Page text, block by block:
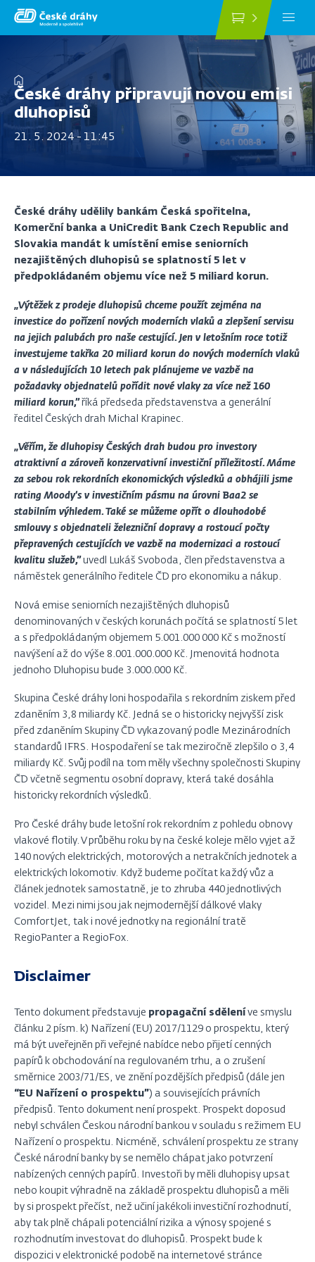
Přejít
Drobečková
navigace
České dráhy připravují novou emisi
dluhopisů
21. 5. 2024 - 11:45
České dráhy udělily bankám Česká spořitelna,
Komerční banka a UniCredit Bank Czech Republic and
Slovakia mandát k umístění emise seniorních
nezajištěných dluhopisů se splatností 5 let v
předpokládaném objemu více než 5 miliard korun.
„Výtěžek z prodeje dluhopisů chceme použít zejména na
investice do pořízení nových moderních vlaků a zlepšení servisu
na jejich palubách pro naše cestující. Jen v letošním roce totiž
investujeme takřka 20 miliard korun do nových moderních vlaků
a v následujících 10 letech pak plánujeme ve vazbě na
požadavky objednatelů pořídit nové vlaky za více než 160
miliard korun,”říká předseda představenstva a generální
ředitel Českých drah Michal Krapinec.
„Věřím, že dluhopisy Českých drah budou pro investory
atraktivní a zároveň konzervativní investiční příležitostí. Máme
za sebou rok rekordních ekonomických výsledků a obhájili jsme
rating Moody‘s v investičním pásmu na úrovni Baa2 se
stabilním výhledem. Také se můžeme opřít o dlouhodobé
smlouvy s objednateli železniční dopravy a rostoucí počty
přepravených cestujících ve vazbě na modernizaci a rostoucí
kvalitu služeb,” uvedl Lukáš Svoboda, člen představenstva a
náměstek generálního ředitele ČD pro ekonomiku a nákup.
Nová emise seniorních nezajištěných dluhopisů
denominovaných v českých korunách počítá se splatností 5 let
a s předpokládaným objemem 5.001.000 000 Kč s možností
navýšení až do výše 8.001.000.000 Kč. Jmenovitá hodnota
jednoho Dluhopisu bude 3.000.000 Kč.
Skupina České dráhy loni hospodařila s rekordním ziskem před
zdaněním 3,8 miliardy Kč. Jedná se o historicky nejvyšší zisk
před zdaněním Skupiny ČD vykazovaný podle Mezinárodních
standardů IFRS. Hospodaření se tak meziročně zlepšilo o 3,4
miliardy Kč. Svůj podíl na tom měly všechny společnosti Skupiny
ČD včetně segmentu osobní dopravy, která také dosáhla
historicky rekordních výsledků.
Pro České dráhy bude letošní rok rekordním z pohledu obnovy
vlakové flotily. V průběhu roku by na české koleje mělo vyjet až
140 nových elektrických, motorových a netrakčních jednotek a
elektrických lokomotiv. Když budeme počítat každý vůz a
článek jednotek samostatně, je to zhruba 440 jednotlivých
vozidel. Mezi nimi jsou jak nejmodernější dálkové vlaky
ComfortJet, tak i nové jednotky na regionální tratě
RegioPanter a RegioFox.
Disclaimer
Tento dokument představuje propagační sdělení ve smyslu
článku 2 písm. k) Nařízení (EU) 2017/1129 o prospektu, který
má být uveřejněn při veřejné nabídce nebo přijetí cenných
papírů k obchodování na regulovaném trhu, a o zrušení
směrnice 2003/71/ES, ve znění pozdějších předpisů (dále jen
“EU Nařízení o prospektu”) a souvisejících právních
předpisů. Tento dokument není prospekt. Prospekt doposud
nebyl schválen Českou národní bankou v souladu s režimem EU
Nařízení o prospektu. Nicméně, schválení prospektu ze strany
České národní banky by se nemělo chápat jako potvrzení
nabízených cenných papírů. Investoři by měli dluhopisy upsat
nebo koupit výhradně na základě prospektu dluhopisů a měli
by si prospekt přečíst, než učiní jakékoli investiční rozhodnutí,
aby tak plně chápali potenciální rizika a výnosy spojené s
rozhodnutím investovat do dluhopisů. Prospekt bude k
dispozici v elektronické podobě na internetové stránce